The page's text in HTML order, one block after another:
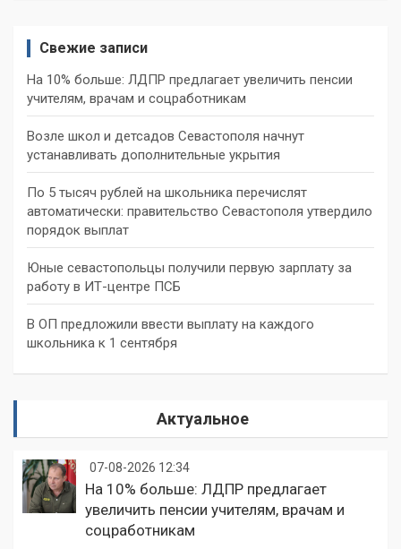
Свежие записи
На 10% больше: ЛДПР предлагает увеличить пенсии
учителям, врачам и соцработникам
Возле школ и детсадов Севастополя начнут
устанавливать дополнительные укрытия
По 5 тысяч рублей на школьника перечислят
автоматически: правительство Севастополя утвердило
порядок выплат
Юные севастопольцы получили первую зарплату за
работу в ИТ-центре ПСБ
В ОП предложили ввести выплату на каждого
школьника к 1 сентября
Актуальное
07-08-2026 12:34
На 10% больше: ЛДПР предлагает
увеличить пенсии учителям, врачам и
соцработникам